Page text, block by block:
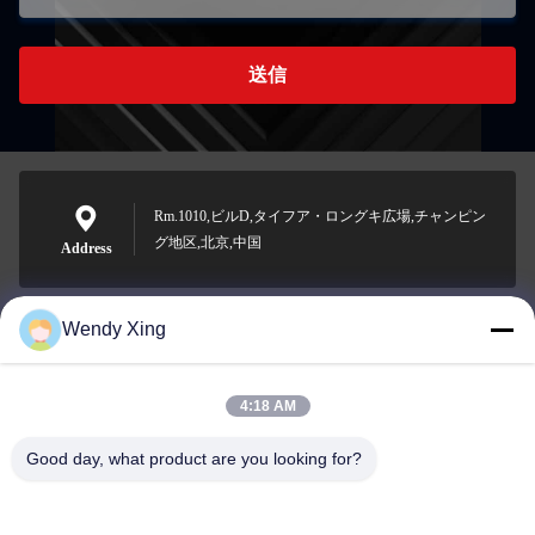
送信
Address
Rm.1010,ビルD,タイフア・ロングキ広場,チャンピン
グ地区,北京,中国
jesingd@vip.sina.com
Wendy Xing
4:18 AM
Good day, what product are you looking for?